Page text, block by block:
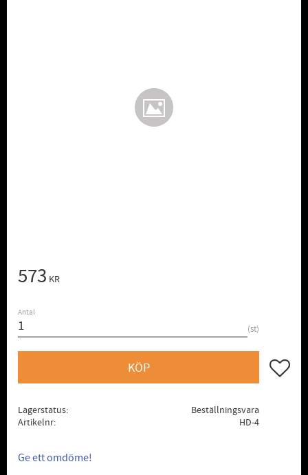
573 KR
Antal
st
KÖP Lägg
Lagerstatus
Beställningsvara
Artikelnr
HD-4
Ge ett omdöme!